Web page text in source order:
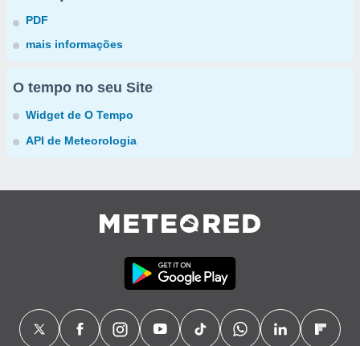
PDF
mais informações
O tempo no seu Site
Widget de O Tempo
API de Meteorologia